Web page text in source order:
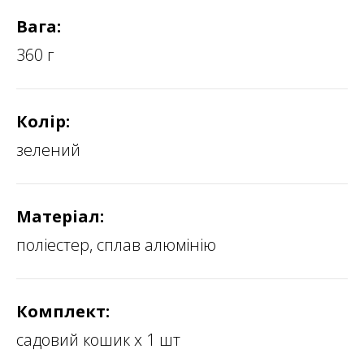
Вага:
360 г
Колір:
зелений
Матеріал:
поліестер, сплав алюмінію
Комплект:
садовий кошик х 1 шт